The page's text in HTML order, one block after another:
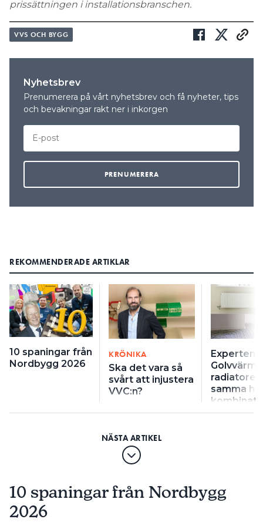
prissättningen i installationsbranschen.
VVS OCH BYGG
Nyhetsbrev
Prenumerera på vårt nyhetsbrev och få nyheter, tips
och bevakningar rakt ner i inkorgen
REKOMMENDERADE ARTIKLAR
10 spaningar från
Nordbygg 2026
KRÖNIKA
Ska det vara så
svårt att injustera
VVC:n?
Experten
radiatorer
samma
10 spaningar från Nordbygg
2026